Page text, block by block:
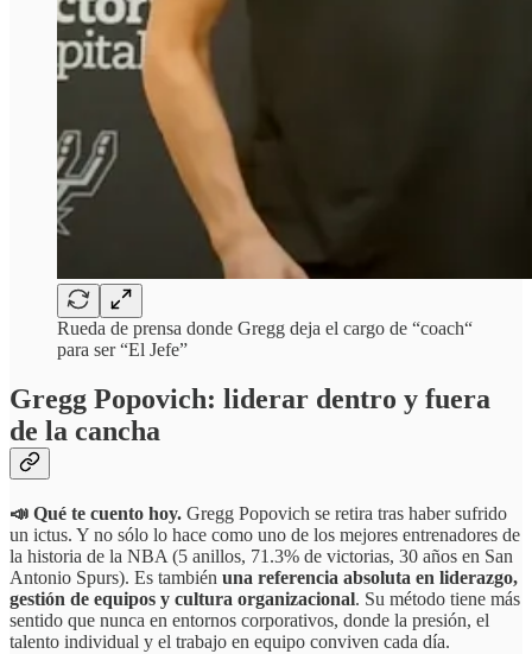
Rueda de prensa donde Gregg deja el cargo de “coach“
para ser “El Jefe”
Gregg Popovich: liderar dentro y fuera
de la cancha
📣 Qué te cuento hoy. Gregg Popovich se retira tras haber sufrido
un ictus. Y no sólo lo hace como uno de los mejores entrenadores de
la historia de la NBA (5 anillos, 71.3% de victorias, 30 años en San
Antonio Spurs). Es también una referencia absoluta en liderazgo,
gestión de equipos y cultura organizacional. Su método tiene más
sentido que nunca en entornos corporativos, donde la presión, el
talento individual y el trabajo en equipo conviven cada día.